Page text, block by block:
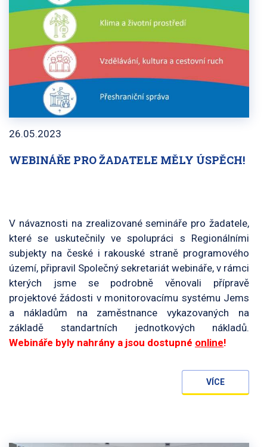
WEBINÁŘE PRO ŽADATELE MĚLY ÚSPĚCH!
26.05.2023
V návaznosti na zrealizované semináře pro žadatele,
které se uskutečnily ve spolupráci s Regionálními
subjekty na české i rakouské straně programového
území, připravil Společný sekretariát webináře, v rámci
kterých jsme se podrobně věnovali přípravě
projektové žádosti v monitorovacímu systému Jems
a nákladům na zaměstnance vykazovaných na
základě standartních jednotkových nákladů.
Webináře byly nahrány a jsou dostupné online!
VÍCE